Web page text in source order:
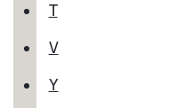
T
V
Y